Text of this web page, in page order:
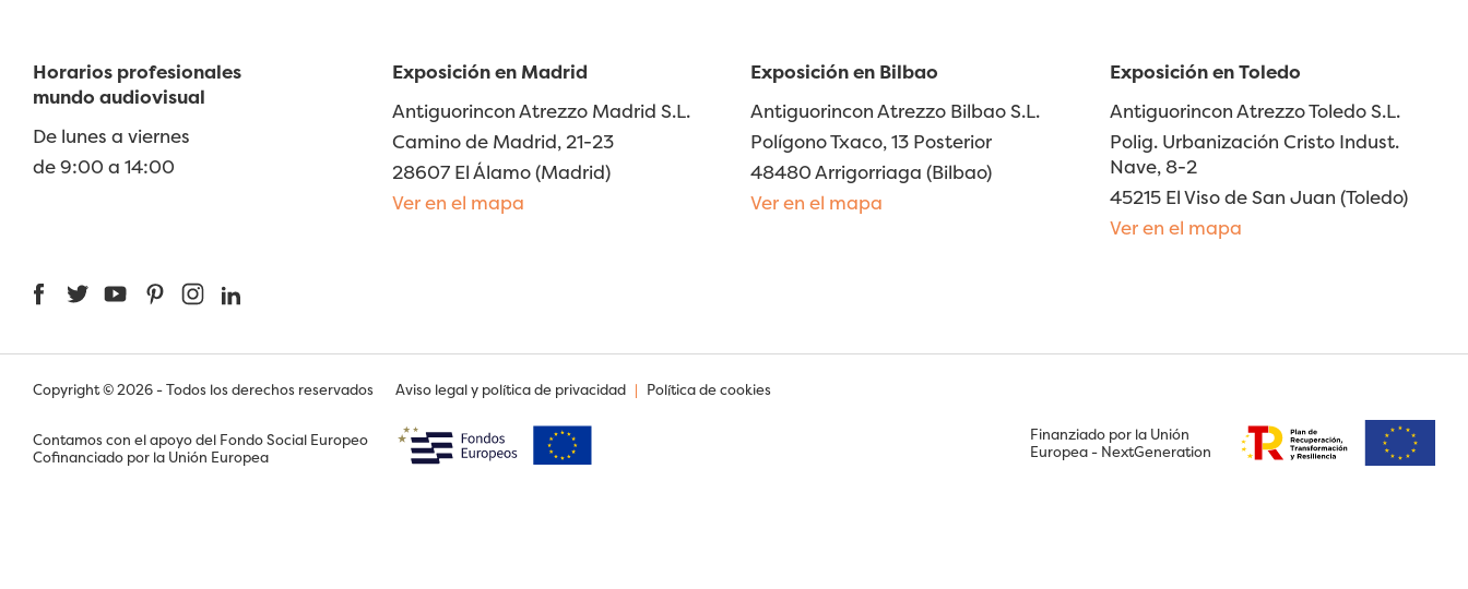
Horarios profesionales
mundo audiovisual
De lunes a viernes
de 9:00 a 14:00
Exposición en Madrid
Antiguorincon Atrezzo Madrid S.L.
Camino de Madrid, 21-23
28607 El Álamo (Madrid)
Ver en el mapa
Exposición en Bilbao
Antiguorincon Atrezzo Bilbao S.L.
Polígono Txaco, 13 Posterior
48480 Arrigorriaga (Bilbao)
Ver en el mapa
Exposición en Toledo
Antiguorincon Atrezzo Toledo S.L.
Polig. Urbanización Cristo Indust.
Nave, 8-2
45215 El Viso de San Juan (Toledo)
Ver en el mapa
FacebookTwitterYouTubePinterestInstagram
Copyright © 2026 - Todos los derechos reservados Aviso legal y política de privacidad | Política de cookies
Contamos con el apoyo del Fondo Social Europeo
Cofinanciado por la Unión Europea
Finanziado por la Unión
Europea - NextGeneration